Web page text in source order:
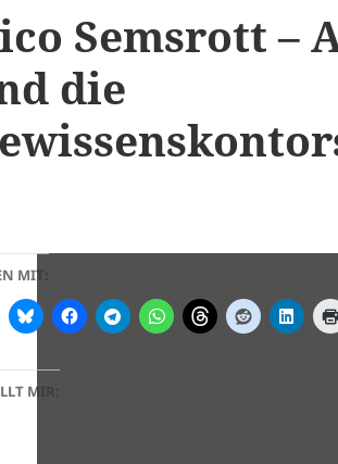
Semsrott –
die
MIT:
MIR: